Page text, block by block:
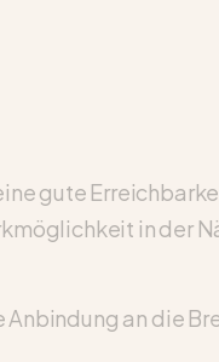
gute
in der
an die